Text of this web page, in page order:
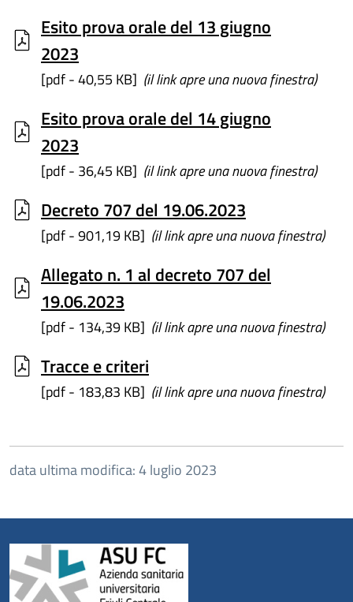
Esito prova orale del 13 giugno
2023
[pdf - 40,55 KB] (il link apre una nuova finestra)
Esito prova orale del 14 giugno
2023
[pdf - 36,45 KB] (il link apre una nuova finestra)
Decreto 707 del 19.06.2023
[pdf - 901,19 KB] (il link apre una nuova finestra)
Allegato n. 1 al decreto 707 del
19.06.2023
[pdf - 134,39 KB] (il link apre una nuova finestra)
Tracce e criteri
[pdf - 183,83 KB] (il link apre una nuova finestra)
data ultima modifica: 4 luglio 2023